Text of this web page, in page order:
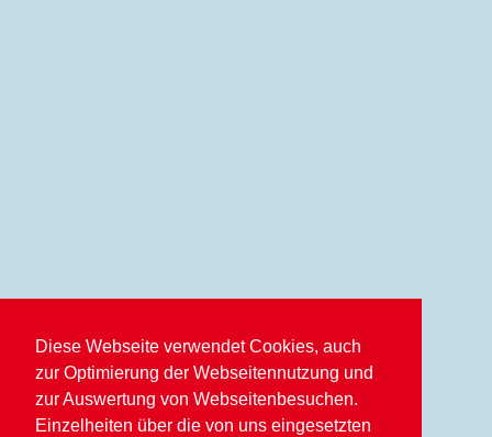
Diese Webseite verwendet Cookies, auch
zur Optimierung der Webseitennutzung und
zur Auswertung von Webseitenbesuchen.
Einzelheiten über die von uns eingesetzten